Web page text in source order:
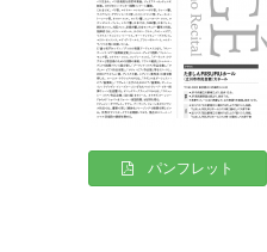
パンフレット